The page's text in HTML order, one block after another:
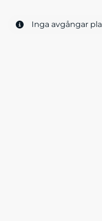
Inga avgångar